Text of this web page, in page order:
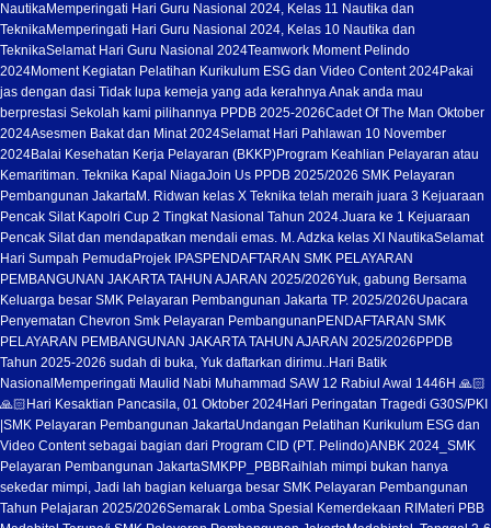
NautikaMemperingati Hari Guru Nasional 2024, Kelas 11 Nautika dan
TeknikaMemperingati Hari Guru Nasional 2024, Kelas 10 Nautika dan
TeknikaSelamat Hari Guru Nasional 2024Teamwork Moment Pelindo
2024Moment Kegiatan Pelatihan Kurikulum ESG dan Video Content 2024Pakai
jas dengan dasi Tidak lupa kemeja yang ada kerahnya Anak anda mau
berprestasi Sekolah kami pilihannya PPDB 2025-2026Cadet Of The Man Oktober
2024Asesmen Bakat dan Minat 2024Selamat Hari Pahlawan 10 November
2024Balai Kesehatan Kerja Pelayaran (BKKP)Program Keahlian Pelayaran atau
Kemaritiman. Teknika Kapal NiagaJoin Us PPDB 2025/2026 SMK Pelayaran
Pembangunan JakartaM. Ridwan kelas X Teknika telah meraih juara 3 Kejuaraan
Pencak Silat Kapolri Cup 2 Tingkat Nasional Tahun 2024.Juara ke 1 Kejuaraan
Pencak Silat dan mendapatkan mendali emas. M. Adzka kelas XI NautikaSelamat
Hari Sumpah PemudaProjek IPASPENDAFTARAN SMK PELAYARAN
PEMBANGUNAN JAKARTA TAHUN AJARAN 2025/2026Yuk, gabung Bersama
Keluarga besar SMK Pelayaran Pembangunan Jakarta TP. 2025/2026Upacara
Penyematan Chevron Smk Pelayaran Pembangunan PENDAFTARAN SMK
PELAYARAN PEMBANGUNAN JAKARTA TAHUN AJARAN 2025/2026 PPDB
Tahun 2025-2026 sudah di buka, Yuk daftarkan dirimu..Hari Batik
Nasional Memperingati Maulid Nabi Muhammad SAW 12 Rabiul Awal 1446H 🙏🏻
🙏🏻 Hari Kesaktian Pancasila, 01 Oktober 2024Hari Peringatan Tragedi G30S/PKI
|SMK Pelayaran Pembangunan JakartaUndangan Pelatihan Kurikulum ESG dan
Video Content sebagai bagian dari Program CID (PT. Pelindo)ANBK 2024_SMK
Pelayaran Pembangunan JakartaSMKPP_PBBRaihlah mimpi bukan hanya
sekedar mimpi, Jadi lah bagian keluarga besar SMK Pelayaran Pembangunan
Tahun Pelajaran 2025/2026Semarak Lomba Spesial Kemerdekaan RI Materi PBB